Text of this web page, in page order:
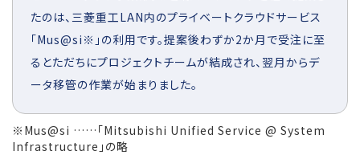
たのは、三菱重工LAN内のプライベートクラウドサービス
「Mus@si※」の利用です。提案後わずか2か月で受注に至
るとただちにプロジェクトチームが結成され、翌月からデ
ータ移管の作業が始まりました。
※Mus@si ……「Mitsubishi Unified Service @ System
Infrastructure」の略